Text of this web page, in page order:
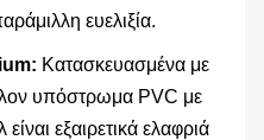
ευελιξία.
​ Κατασκευασμένα με
υπόστρωμα PVC με
εξαιρετικά ελαφριά